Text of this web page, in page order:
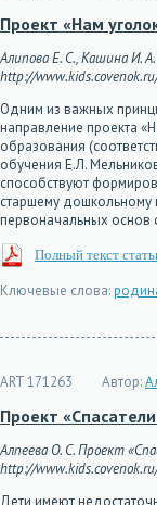
Проект «Нам
Алипова Е. С., Кашина И.
http://
Одним из важных
направление проекта
образования
обучения Е.Л.
способствуют
старшему дошкольному
первоначальных основ
Полный текст
Ключевые слова:
ART 171263 Автор:
Проект
Алпеева О. С. Проект
http://
Дети имеют